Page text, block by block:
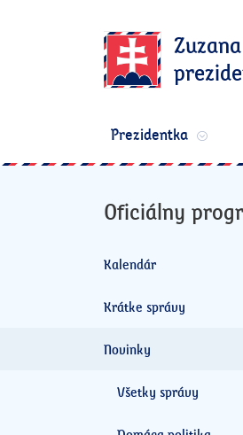
Prezidentka
Oficiálny
Kalendár
Krátke správy
Novinky
Všetky správy